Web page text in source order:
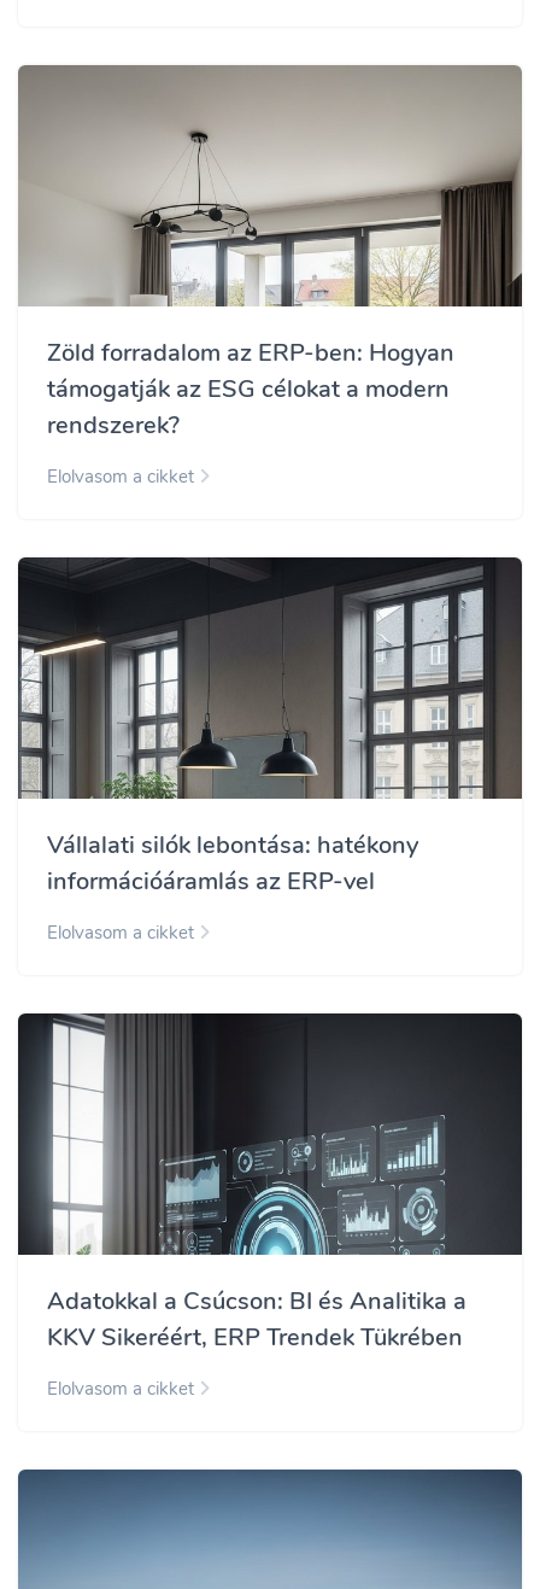
Zöld forradalom az ERP-ben: Hogyan
támogatják az ESG célokat a modern
rendszerek?
Elolvasom a cikket
Vállalati silók lebontása: hatékony
információáramlás az ERP-vel
Elolvasom a cikket
Adatokkal a Csúcson: BI és Analitika a
KKV Sikeréért, ERP Trendek Tükrében
Elolvasom a cikket